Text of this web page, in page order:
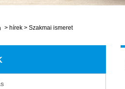
> hírek > Szakmai ismeret